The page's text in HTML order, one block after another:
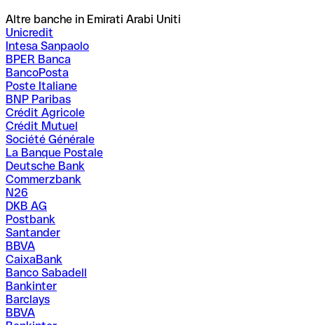
Altre banche in Emirati Arabi Uniti
Unicredit
Intesa Sanpaolo
BPER Banca
BancoPosta
Poste Italiane
BNP Paribas
Crédit Agricole
Crédit Mutuel
Société Générale
La Banque Postale
Deutsche Bank
Commerzbank
N26
DKB AG
Postbank
Santander
BBVA
CaixaBank
Banco Sabadell
Bankinter
Barclays
BBVA